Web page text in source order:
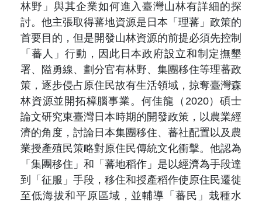
林野」與其企業如何進入臺灣山林有詳細的探
討。他主張取得蕃地資源是日本「理蕃」政策的
首要目的，但是開發山林資源的前提必須先控制
「蕃人」行動，因此日本政府設立和制定撫墾
署、隘勇線、劃分官有林野、集團移住等理蕃政
策，逐步侵占原住民故有生活領域，掠奪臺灣森
林資源並開拓樟腦事業。何佳龍（2020）碩士
論文研究東臺灣日本時期的開發政策，以農業經
濟的角度，討論日本集團移住、蕃社配置以及農
業授產殖民策略對原住民傳統文化衝擊。他認為
「集團移住」和「蕃地稻作」是以經濟為手段達
到「征服」手段，移住和授產稻作使原住民遷徙
至低海拔和平原區域，並輔導「蕃民」栽種水